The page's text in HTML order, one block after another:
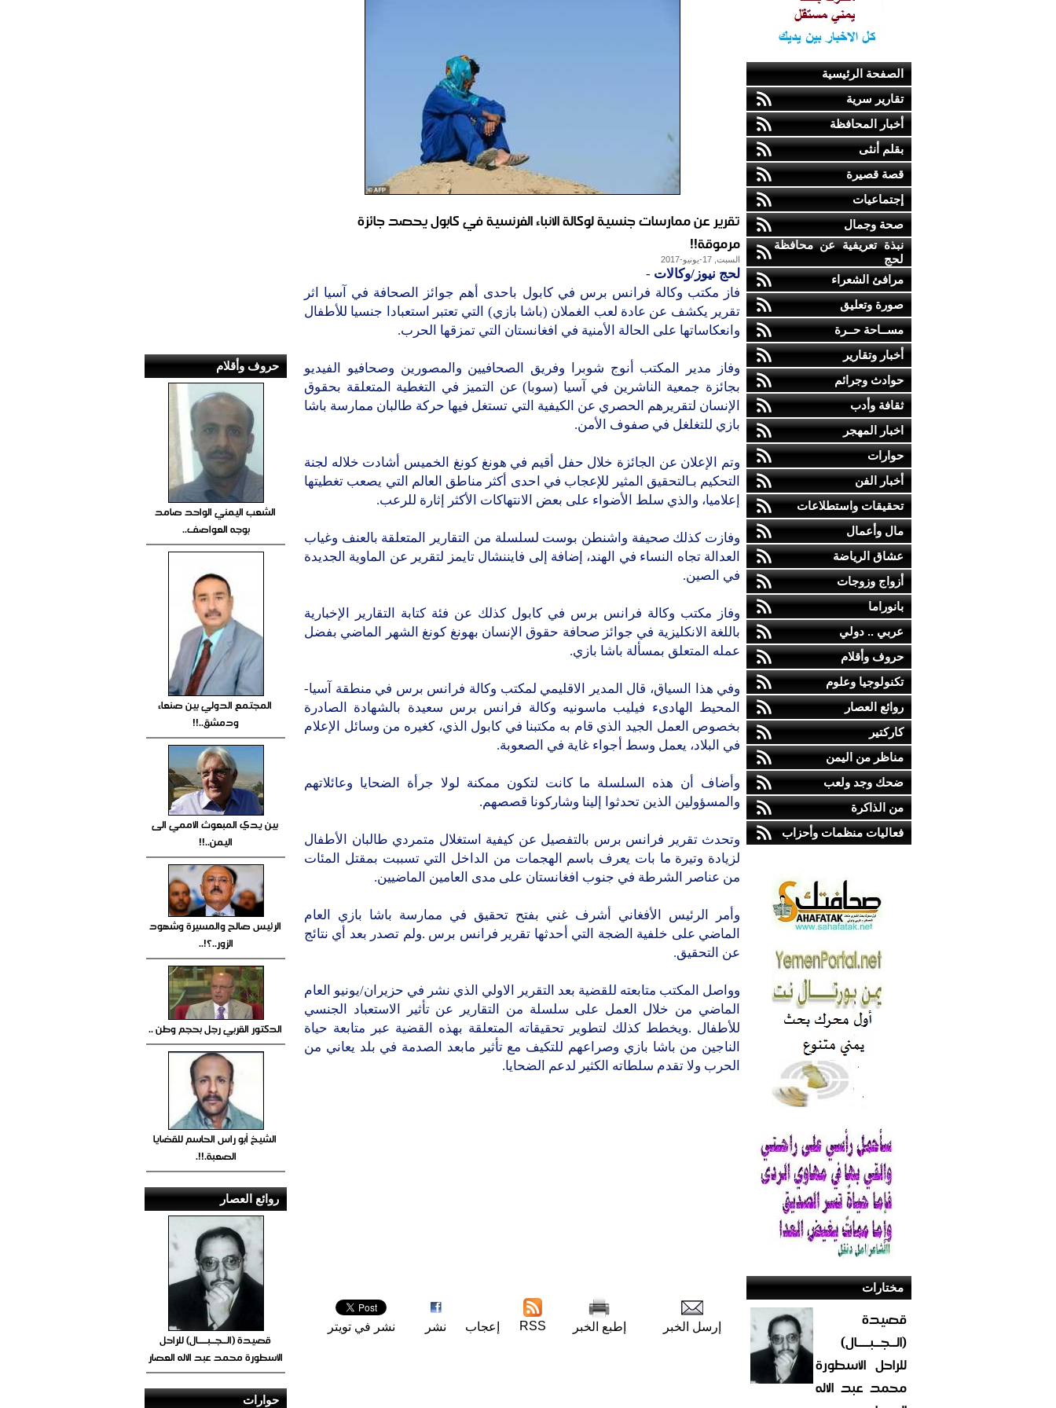
الصفحة الرئيسية
تقارير سرية
أخبار المحافظة
بقلم أنثى
قصة قصيرة
إجتماعيات
صحة وجمال
نبذة تعريفية عن محافظة
لحج
مرافئ الشعراء
صورة وتعليق
مســاحة حــرة
أخبار وتقارير
حوادث وجرائم
ثقافة وأدب
اخبار المهجر
حوارات
أخبار الفن
تحقيقات واستطلاعات
مال وأعمال
عشاق الرياضة
أزواج وزوجات
بانوراما
عربي .. دولي
حروف وأقلام
تكنولوجيا وعلوم
روائع العصار
كاركتير
مناظر من اليمن
ضحك وجد ولعب
من الذاكرة
فعاليات منظمات وأحزاب
مختارات
قصيدة
(الــجــبــــال)
للراحل الأسطورة
محمد عبد الاله
تقرير عن ممارسات جنسية لوكالة الانباء الفرنسية في كابول يحصد جائزة
مرموقة!!
السبت, 17-يونيو-2017
لحج نيوز/وكالات -
‬وانعكاساتها‭ ‬على‭ ‬الحالة‭ ‬الأمنية‭ ‬في‭ ‬افغانستان‭ ‬التي‭ ‬تمزقها‭ ‬الحرب‭.‬
‬بازي‭ ‬للتغلغل‭ ‬في‭ ‬صفوف‭ ‬الأمن‭.‬
‬إعلاميا،‭ ‬والذي‭ ‬سلط‭ ‬الأضواء‭ ‬على‭ ‬بعض‭ ‬الانتهاكات‭ ‬الأكثر‭ ‬إثارة‭ ‬للرعب‭.‬
‬في‭ ‬الصين‭.‬
‬عمله‭ ‬المتعلق‭ ‬بمسألة‭ ‬باشا‭ ‬بازي‭.‬
‬في‭ ‬البلاد،‭ ‬يعمل‭ ‬وسط‭ ‬أجواء‭ ‬غاية‭ ‬في‭ ‬الصعوبة‭.‬
‬والمسؤولين‭ ‬الذين‭ ‬تحدثوا‭ ‬إلينا‭ ‬وشاركونا‭ ‬قصصهم‭.‬
‬من‭ ‬عناصر‭ ‬الشرطة‭ ‬في‭ ‬جنوب‭ ‬افغانستان‭ ‬على‭ ‬مدى‭ ‬العامين‭ ‬الماضيين‭.‬
‬عن‭ ‬التحقيق‭.‬
‬الحرب‭ ‬ولا‭ ‬تقدم‭ ‬سلطاته‭ ‬الكثير‭ ‬لدعم‭ ‬الضحايا‭.‬
إرسل الخبر إطبع الخبر RSS إعجاب نشر نشر في تويتر
حروف وأقلام
الشعب اليمني الواحد صامد
بوجه العواصف..
المجتمع الدولي بين صنعاء
ودمشق..!!
بين يدي المبعوث الأممي الى
اليمن..!!
الرئيس صالح والمسيرة وشهود
الزور..؟!..
الدكتور القربي رجل بحجم وطن ..
الشيخ أبو راس الحاسم للقضايا
الصعبة.!!.
روائع العصار
قصيدة (الــجــبــــال) للراحل
الأسطورة محمد عبد الاله العصار
حوارات